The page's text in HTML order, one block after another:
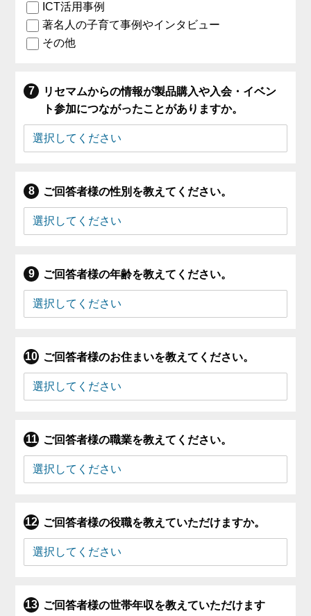
ICT活用事例
著名人の子育て事例やインタビュー
その他
リセマムからの情報が製品購入や入会・イベン
ト参加につながったことがありますか。
ご回答者様の性別を教えてください。
ご回答者様の年齢を教えてください。
ご回答者様のお住まいを教えてください。
ご回答者様の職業を教えてください。
ご回答者様の役職を教えていただけますか。
ご回答者様の世帯年収を教えていただけます